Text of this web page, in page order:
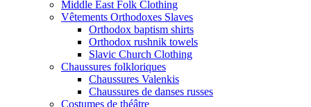
Middle East Folk Clothing
Vêtements Orthodoxes Slaves
Orthodox baptism shirts
Orthodox rushnik towels
Slavic Church Clothing
Chaussures folkloriques
Chaussures Valenkis
Chaussures de danses russes
Costumes de théâtre